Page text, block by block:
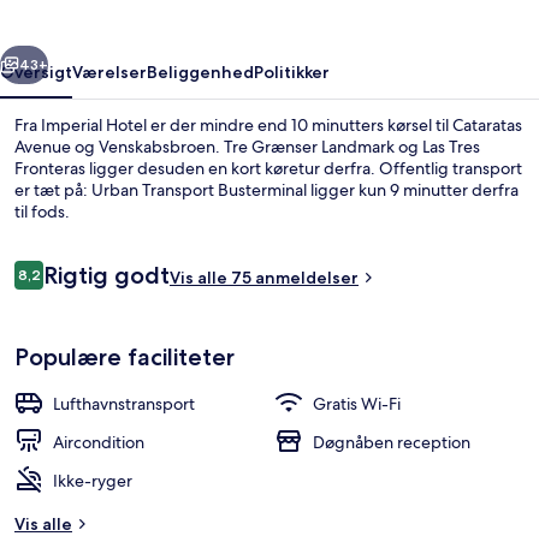
Næste
43+
OversigtVærelserBeliggenhedPolitikker
Fra Imperial Hotel er der mindre end 10 minutters kørsel til Cataratas
Avenue og Venskabsbroen. Tre Grænser Landmark og Las Tres
Fronteras ligger desuden en kort køretur derfra. Offentlig transport
er tæt på: Urban Transport Busterminal ligger kun 9 minutter derfra
til fods.
Anmeldelser
8,28,2 ud af 10.
Rigtig godtVis alle 75 anmeldelser
Populære faciliteter
Lufthavnstransport
Gratis Wi-Fi
Aircondition
Døgnåben reception
Ikke-ryger
Vis alle